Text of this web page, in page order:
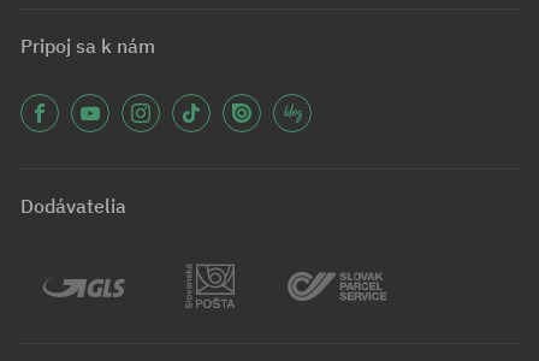
Pripoj sa k nám
Dodávatelia